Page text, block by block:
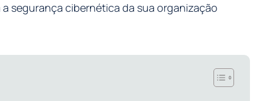
segurança cibernética da sua organização